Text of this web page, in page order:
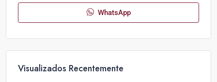
WhatsApp
Visualizados Recentemente